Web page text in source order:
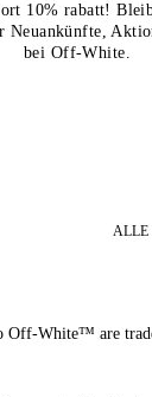
10% rabatt!
Neuankünfte,
bei Off-White.
ALLE
White™ are